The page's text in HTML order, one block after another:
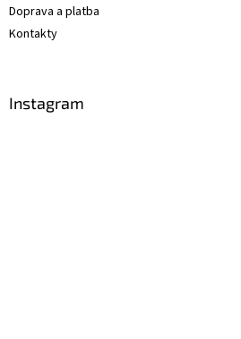
Doprava a platba
Kontakty
Instagram